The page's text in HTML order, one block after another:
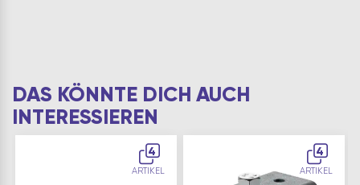
DAS KÖNNTE DICH AUCH
INTERESSIEREN
4
ARTIKEL
4
ARTIKEL